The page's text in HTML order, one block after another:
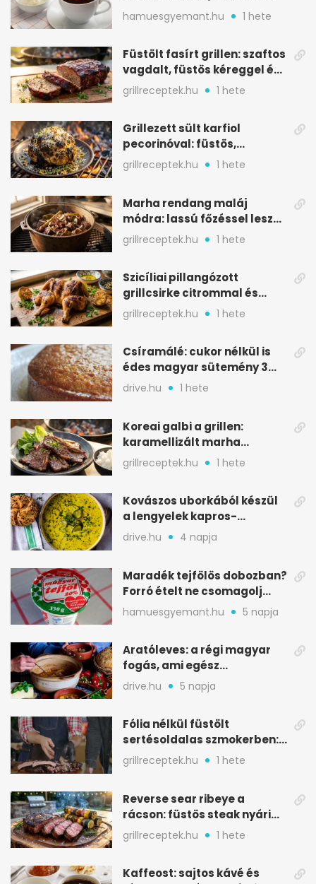
melegítő itala
hamuesgyemant.hu 1 hete
Füstölt fasírt grillen: szaftos
vagdalt, füstös kéreggel és
BBQ mázzal
grillreceptek.hu 1 hete
Grillezett sült karfiol
pecorinóval: füstös,
karamellizált nyári kedvenc
grillreceptek.hu 1 hete
Marha rendang maláj
módra: lassú főzéssel lesz
igazán szaftos
grillreceptek.hu 1 hete
Szicíliai pillangózott
grillcsirke citrommal és
oregánóval
grillreceptek.hu 1 hete
Csíramálé: cukor nélkül is
édes magyar sütemény 3
alapanyagból
drive.hu 1 hete
Koreai galbi a grillen:
karamellizált marha
rövidborda gyorsan
grillreceptek.hu 1 hete
Kovászos uborkából készül
a lengyelek kapros-
savanykás levese
drive.hu 4 napja
Maradék tejfölös dobozban?
Forró ételt ne csomagolj
ilyen tégelybe
hamuesgyemant.hu 5 napja
Aratóleves: a régi magyar
fogás, ami egész
csapatokat jóllakatott
drive.hu 5 napja
Fólia nélkül füstölt
sertésoldalas szmokerben:
ropogós bark, 6 óra
grillreceptek.hu 1 hete
Reverse sear ribeye a
rácson: füstös steak nyári
tökkebabbal
grillreceptek.hu 1 hete
Kaffeost: sajtos kávé és